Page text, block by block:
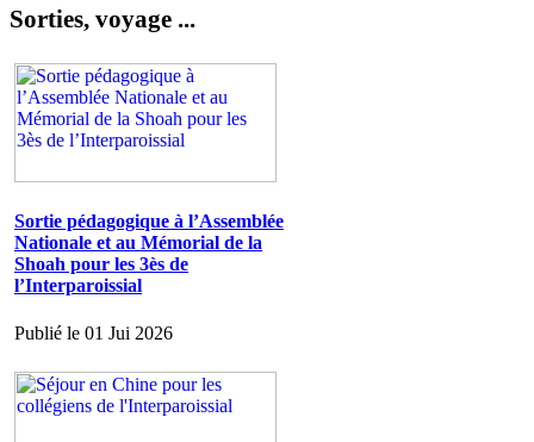
Sorties, voyage ...
Sortie pédagogique à l’Assemblée
Nationale et au Mémorial de la
Shoah pour les 3ès de
l’Interparoissial
Publié le 01 Jui 2026